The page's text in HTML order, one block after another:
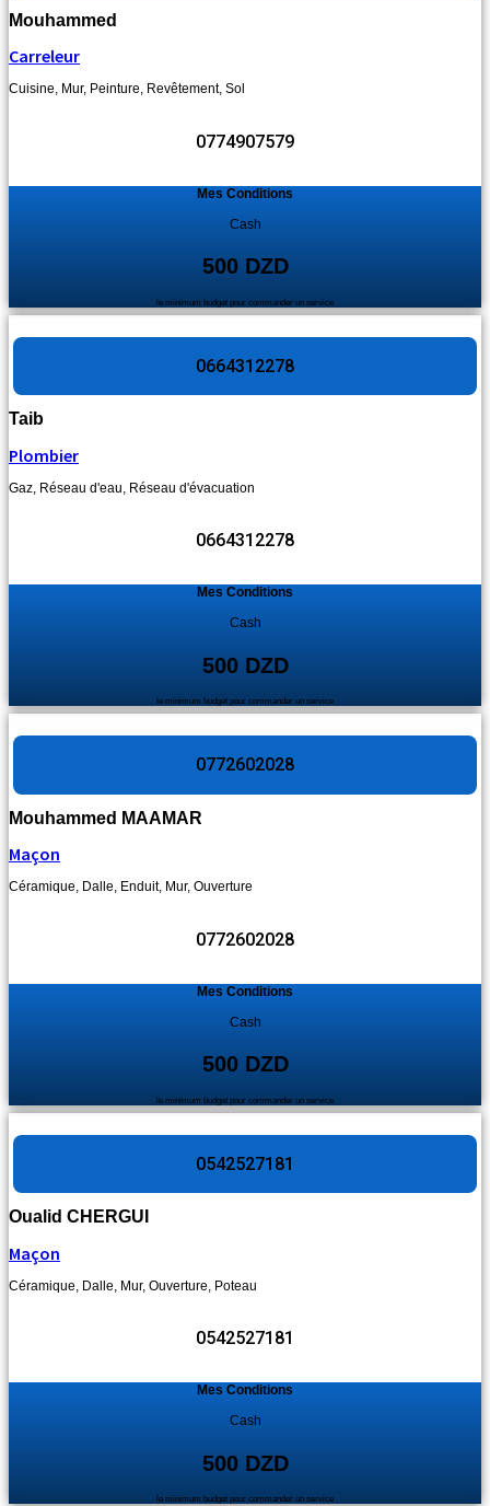
Mouhammed
Carreleur
Cuisine, Mur, Peinture, Revêtement, Sol
0774907579
Mes Conditions
Cash
500 DZD
le minimum budget pour commander un service
0664312278
Taib
Plombier
Gaz, Réseau d'eau, Réseau d'évacuation
0664312278
Mes Conditions
Cash
500 DZD
le minimum budget pour commander un service
0772602028
Mouhammed MAAMAR
Maçon
Céramique, Dalle, Enduit, Mur, Ouverture
0772602028
Mes Conditions
Cash
500 DZD
le minimum budget pour commander un service
0542527181
Oualid CHERGUI
Maçon
Céramique, Dalle, Mur, Ouverture, Poteau
0542527181
Mes Conditions
Cash
500 DZD
le minimum budget pour commander un service